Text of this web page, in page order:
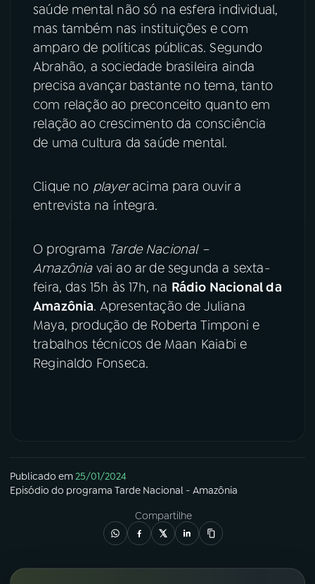
TikTok
saúde mental não só na esfera individual,
mas também nas instituições e com
amparo de políticas públicas. Segundo
Abrahão, a sociedade brasileira ainda
precisa avançar bastante no tema, tanto
com relação ao preconceito quanto em
relação ao crescimento da consciência
de uma cultura da saúde mental.
Clique no playeracima para ouvir a
entrevista na íntegra.
O programa Tarde Nacional –
Amazôniavai ao ar de segunda a sexta-
feira, das 15h às 17h, na Rádio Nacional da
Amazônia. Apresentação de Juliana
Maya, produção de Roberta Timponi e
trabalhos técnicos de Maan Kaiabi e
Reginaldo Fonseca.
Publicado em25/01/2024
Episódio do programa Tarde Nacional - Amazônia
Compartilhe